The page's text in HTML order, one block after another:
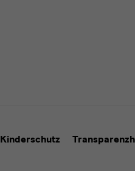
Kinderschutz